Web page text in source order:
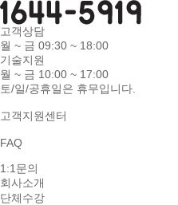
고객상담
월 ~ 금 09:30 ~ 18:00
기술지원
월 ~ 금 10:00 ~ 17:00
토/일/공휴일은 휴무입니다.
고객지원센터
FAQ
1:1문의
회사소개
단체수강